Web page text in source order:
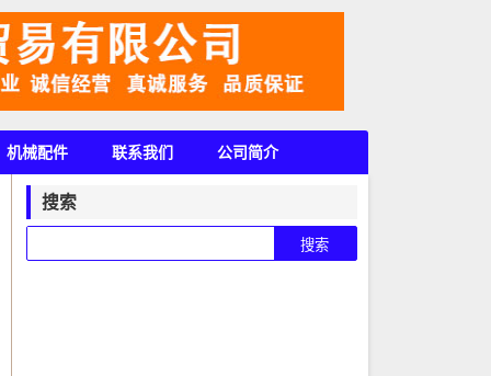
机械配件 联系我们 公司简介
搜索